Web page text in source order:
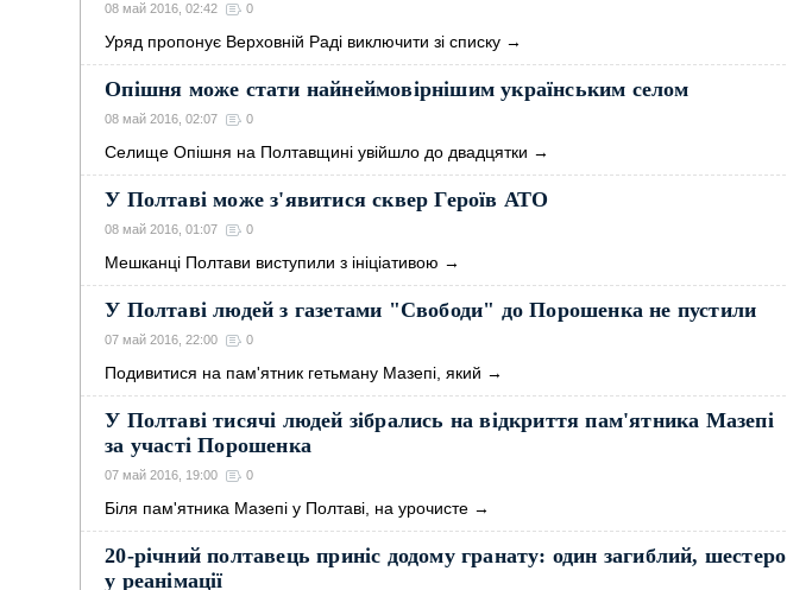
08 май 2016, 02:42 0
Уряд пропонує Верховній Раді виключити зі списку →
Опішня може стати найнеймовірнішим українським селом
08 май 2016, 02:07 0
Селище Опішня на Полтавщині увійшло до двадцятки →
У Полтаві може з'явитися сквер Героїв АТО
08 май 2016, 01:07 0
Мешканці Полтави виступили з ініціативою →
У Полтаві людей з газетами "Свободи" до Порошенка не пустили
07 май 2016, 22:00 0
Подивитися на пам'ятник гетьману Мазепі, який →
У Полтаві тисячі людей зібрались на відкриття пам'ятника Мазепі
за участі Порошенка
07 май 2016, 19:00 0
Біля пам'ятника Мазепі у Полтаві, на урочисте →
20-річний полтавець приніс додому гранату: один загиблий, шестеро
у реанімації